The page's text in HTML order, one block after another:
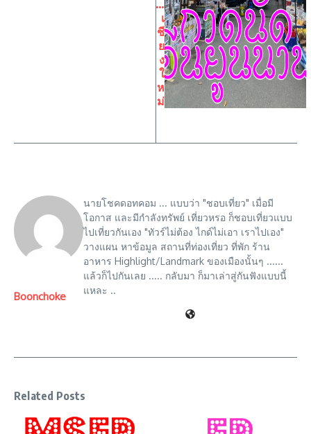
…
เ
ชี
ย
ง
ใ
ห
ม่
Boonchoke
นายโชคดอทคอม ... แบบว่า "ชอบเที่ยว" เมื่อมี
โอกาส และมีกำลังทรัพย์ เที่ยวหรอ ก็ชอบเที่ยวแบบ
ไปเที่ยวกันเอง "ทัวร์ไม่ต้อง ไกด์ไม่เอา เราไปเอง"
วางแผน หาข้อมูล สถานที่ท่องเที่ยว ที่พัก ร้าน
อาหาร Highlight/Landmark ของเมืองนั้นๆ ......
แล้วก็ไปกันเลย ..... กลับมา ก็มาเล่าสู่กันฟังแบบนี้
แหละ ..
Related Posts